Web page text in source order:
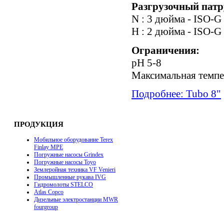
Разгрузочный
N : 3 дюйма - ISO-G
H : 2 дюйма - ISO-G
Ограничения:
pH 5-8
Максимальная
Подробнее: Tubo 8"
ПРОДУКЦИЯ
Мобильное оборудование Terex
Finlay MPE
Погружные насосы Grindex
Погружные насосы Toyo
Землеройная техника VF Venieri
Промышленные рукава IVG
Гидромолоты STELCO
Atlas Copco
Дизельные электростанции MWR
fourgroup